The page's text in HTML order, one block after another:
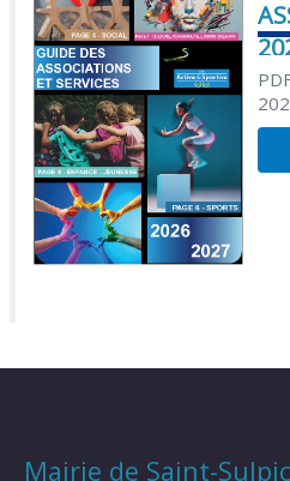
Mairie de Saint-